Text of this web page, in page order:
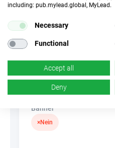
Unerlaubter
k.A.
Banner
×Nein
including: pub.mylead.global, MyLead.
Necessary
Functional
Accept all
Deny